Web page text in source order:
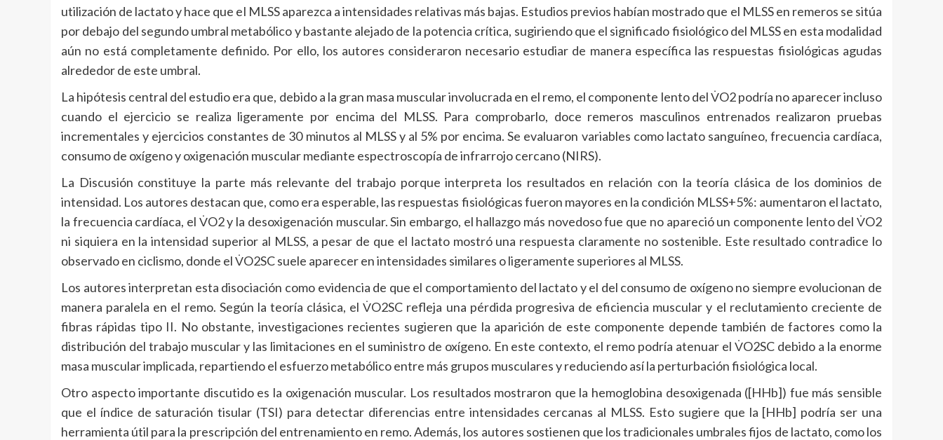
utilización de lactato y hace que el MLSS aparezca a intensidades relativas más bajas. Estudios previos habían mostrado que el MLSS en remeros se sitúa
por debajo del segundo umbral metabólico y bastante alejado de la potencia crítica, sugiriendo que el significado fisiológico del MLSS en esta modalidad
aún no está completamente definido. Por ello, los autores consideraron necesario estudiar de manera específica las respuestas fisiológicas agudas
alrededor de este umbral.
La hipótesis central del estudio era que, debido a la gran masa muscular involucrada en el remo, el componente lento del V̇O2 podría no aparecer incluso
cuando el ejercicio se realiza ligeramente por encima del MLSS. Para comprobarlo, doce remeros masculinos entrenados realizaron pruebas
incrementales y ejercicios constantes de 30 minutos al MLSS y al 5% por encima. Se evaluaron variables como lactato sanguíneo, frecuencia cardíaca,
consumo de oxígeno y oxigenación muscular mediante espectroscopía de infrarrojo cercano (NIRS).
La Discusión constituye la parte más relevante del trabajo porque interpreta los resultados en relación con la teoría clásica de los dominios de
intensidad. Los autores destacan que, como era esperable, las respuestas fisiológicas fueron mayores en la condición MLSS+5%: aumentaron el lactato,
la frecuencia cardíaca, el V̇O2 y la desoxigenación muscular. Sin embargo, el hallazgo más novedoso fue que no apareció un componente lento del V̇O2
ni siquiera en la intensidad superior al MLSS, a pesar de que el lactato mostró una respuesta claramente no sostenible. Este resultado contradice lo
observado en ciclismo, donde el V̇O2SC suele aparecer en intensidades similares o ligeramente superiores al MLSS.
Los autores interpretan esta disociación como evidencia de que el comportamiento del lactato y el del consumo de oxígeno no siempre evolucionan de
manera paralela en el remo. Según la teoría clásica, el V̇O2SC refleja una pérdida progresiva de eficiencia muscular y el reclutamiento creciente de
fibras rápidas tipo II. No obstante, investigaciones recientes sugieren que la aparición de este componente depende también de factores como la
distribución del trabajo muscular y las limitaciones en el suministro de oxígeno. En este contexto, el remo podría atenuar el V̇O2SC debido a la enorme
masa muscular implicada, repartiendo el esfuerzo metabólico entre más grupos musculares y reduciendo así la perturbación fisiológica local.
Otro aspecto importante discutido es la oxigenación muscular. Los resultados mostraron que la hemoglobina desoxigenada ([HHb]) fue más sensible
que el índice de saturación tisular (TSI) para detectar diferencias entre intensidades cercanas al MLSS. Esto sugiere que la [HHb] podría ser una
herramienta útil para la prescripción del entrenamiento en remo. Además, los autores sostienen que los tradicionales umbrales fijos de lactato, como los